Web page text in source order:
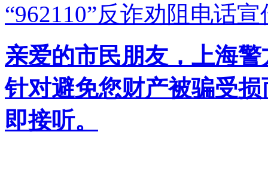
“962110”反诈劝阻电话宣
亲爱的市民朋友，上海
针对避免您财产被骗受
即接听。